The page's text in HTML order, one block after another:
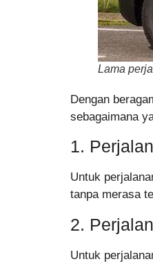
Lama
Dengan
sebagaimana
1.
Untuk
tanpa merasa
2.
Untuk